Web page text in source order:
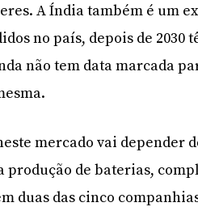
A Índia também é um
no país, depois de 2030
não tem data marcada
mercado vai depender
produção de baterias,
duas das cinco